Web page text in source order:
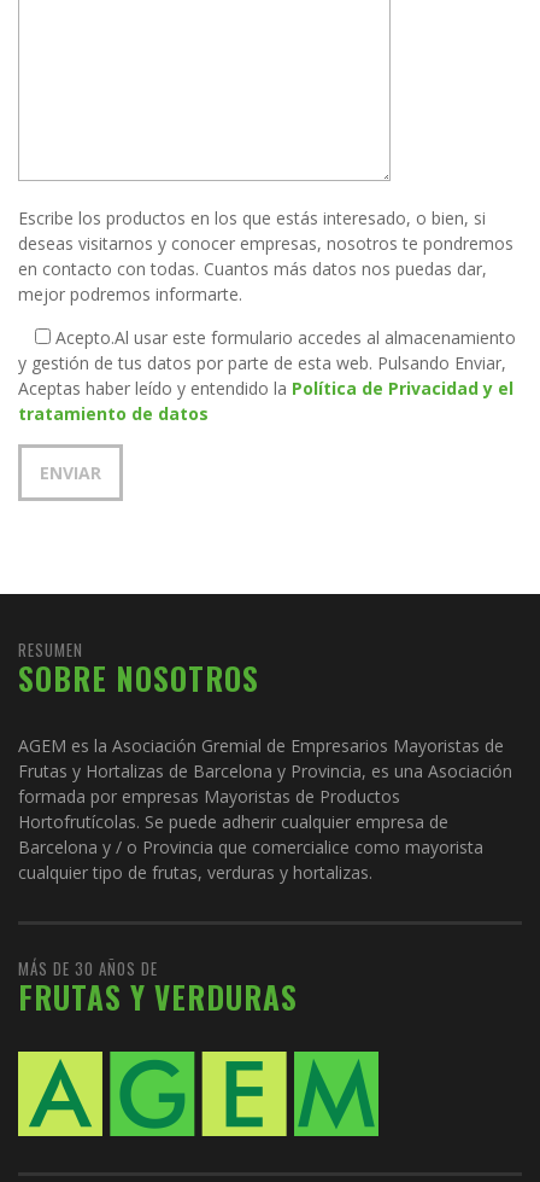
Escribe los productos en los que estás interesado, o bien, si
deseas visitarnos y conocer empresas, nosotros te pondremos
en contacto con todas. Cuantos más datos nos puedas dar,
mejor podremos informarte.
Acepto.Al usar este formulario accedes al almacenamiento
y gestión de tus datos por parte de esta web. Pulsando Enviar,
Aceptas haber leído y entendido la Política de Privacidad y el
tratamiento de datos
RESUMEN
SOBRE NOSOTROS
AGEM es la Asociación Gremial de Empresarios Mayoristas de
Frutas y Hortalizas de Barcelona y Provincia, es una Asociación
formada por empresas Mayoristas de Productos
Hortofrutícolas. Se puede adherir cualquier empresa de
Barcelona y / o Provincia que comercialice como mayorista
cualquier tipo de frutas, verduras y hortalizas.
MÁS DE 30 AÑOS DE
FRUTAS Y VERDURAS